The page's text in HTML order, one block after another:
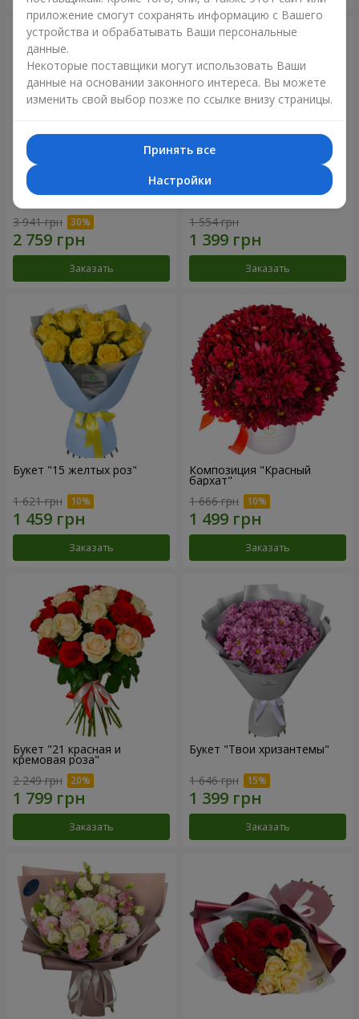
Букет "Крещатик"
3 941 грн
Заказать
Букет "Мы и лето"
1 554 грн
Заказать
Букет "15 желтых роз"
1 621 грн
Заказать
Композиция "Красный
бархат"
1 666 грн
Заказать
Букет "21 красная и
кремовая роза"
2 249 грн
Заказать
Букет "Твои хризантемы"
1 646 грн
Заказать
приложение смогут сохранять информацию с Вашего
устройства и обрабатывать Ваши персональные
данные.
Некоторые поставщики могут использовать Ваши
данные на основании законного интереса. Вы можете
изменить свой выбор позже по ссылке внизу страницы.
Принять все
Настройки